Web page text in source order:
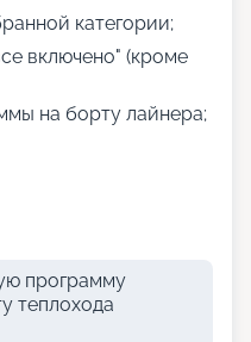
категории;
включено" (кроме
на борту лайнера;
программу
теплохода